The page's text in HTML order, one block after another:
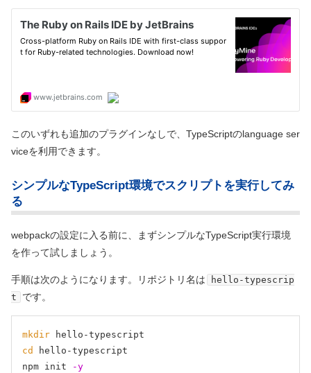
このいずれも追加のプラグインなしで、TypeScriptのlanguage ser
viceを利用できます。
シンプルなTypeScript環境でスクリプトを実行してみ
る
webpackの設定に入る前に、まずシンプルなTypeScript実行環境
を作って試しましょう。
手順は次のようになります。リポジトリ名は
hello-typescrip
t
です。
mkdir
cd
hello-typescript
npm init
-y